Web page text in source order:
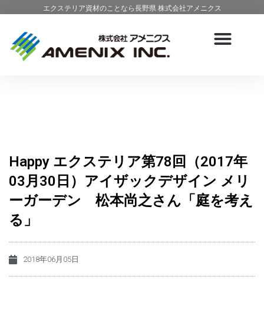
エクステリア資材のことなら長野県 株式会社アメニクス
Happy エクステリア第78回（2017年
03月30日）アイザックデザイン メリ
ーガーデン 松本尚之さん「庭を考え
る」
2018年06月05日